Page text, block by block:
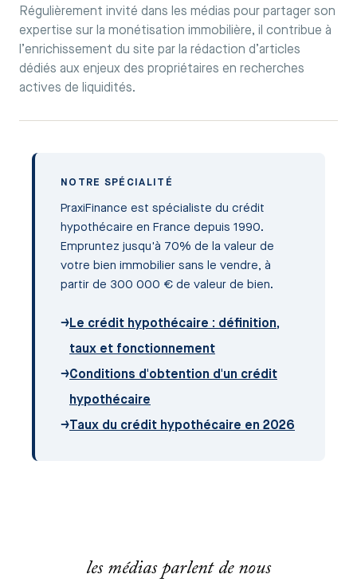
Régulièrement invité dans les médias pour partager son
expertise sur la monétisation immobilière, il contribue à
l’enrichissement du site par la rédaction d’articles
dédiés aux enjeux des propriétaires en recherches
actives de liquidités.
NOTRE SPÉCIALITÉ
PraxiFinance est spécialiste du crédit
hypothécaire en France depuis 1990.
Empruntez jusqu'à 70% de la valeur de
votre bien immobilier sans le vendre, à
partir de 300 000 € de valeur de bien.
→Le crédit hypothécaire : définition,
taux et fonctionnement
→Conditions d'obtention d'un crédit
hypothécaire
→Taux du crédit hypothécaire en 2026
les médias parlent de nous